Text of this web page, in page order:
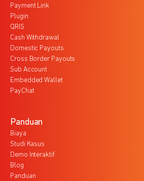
Payment Link
Plugin
QRIS
Cash Withdrawal
Domestic Payouts
Cross Border Payouts
Sub Account
Embedded Wallet
PayChat
Panduan
Biaya
Studi Kasus
Demo Interaktif
Blog
Panduan